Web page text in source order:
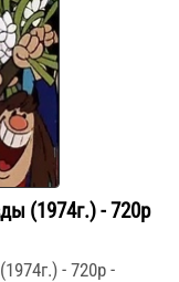
(1974г.) - 720p
- 720p -